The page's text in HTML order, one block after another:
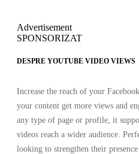
Advertisement
SPONSORIZAT
DESPRE YOUTUBE VIDEO VIEWS
Increase the reach of your
your content get more views and
any type of page or profile, it
videos reach a wider audience.
looking to strengthen their